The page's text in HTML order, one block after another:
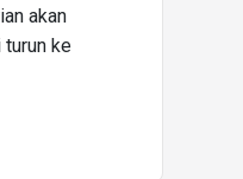
akan
turun ke